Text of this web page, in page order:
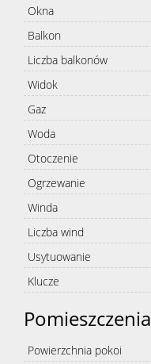
Okna
Balkon
Liczba balkonów
Widok
Gaz
Woda
Otoczenie
Ogrzewanie
Winda
Liczba wind
Usytuowanie
Klucze
Pomieszczenia
Powierzchnia pokoi